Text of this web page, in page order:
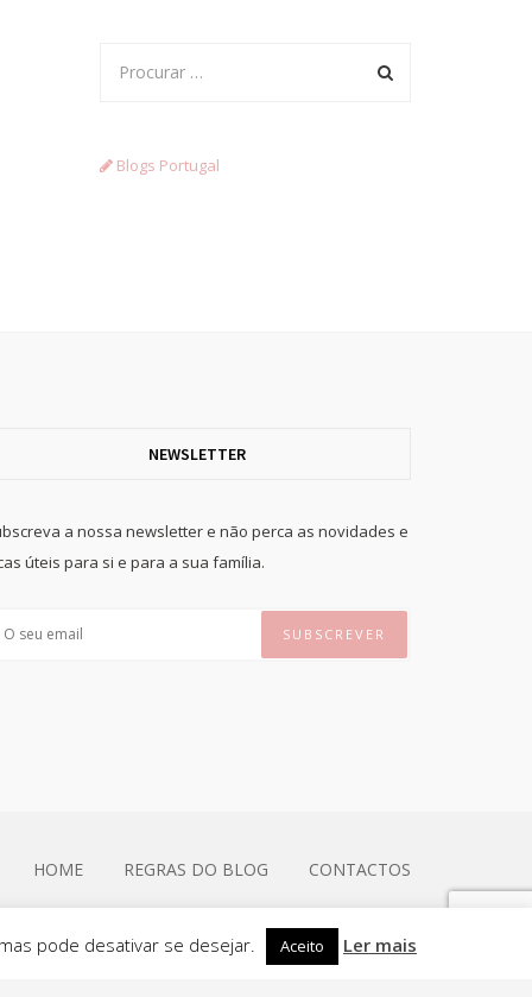
Blogs Portugal
NEWSLETTER
a nossa newsletter e não perca as novidades e
úteis para si e para a sua família.
HOME REGRAS DO BLOG CONTACTOS
pode desativar se desejar. Aceito Ler mais